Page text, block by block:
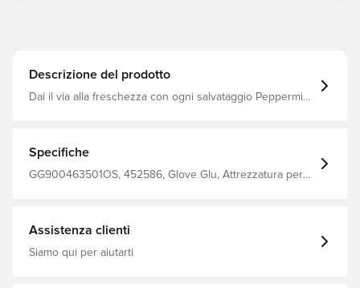
Descrizione del prodotto
Dai il via alla freschezza con ogni salvataggio Peppermint
questo detergente schiumogeno aiuta a prolungare la
durata dei guanti e a massimizzare la presa
Specifiche
GG900463501OS, 452586, Glove Glu, Attrezzatura per
Assistenza clienti
Siamo qui per aiutarti